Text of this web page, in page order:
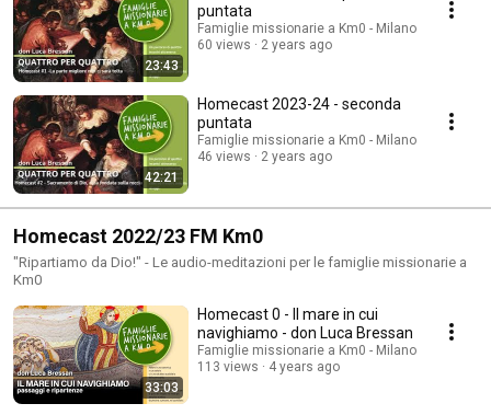
23:43
puntata
Famiglie missionarie a Km0 - Milano
60 views
2 years ago
42:21
Homecast 2023-24 - seconda
puntata
Famiglie missionarie a Km0 - Milano
46 views
2 years ago
Homecast 2022/23 FM Km0
"Ripartiamo da Dio!" - Le audio-meditazioni per le famiglie missionarie a
Km0
33:03
Homecast 0 - Il mare in cui
navighiamo - don Luca Bressan
Famiglie missionarie a Km0 - Milano
113 views
4 years ago